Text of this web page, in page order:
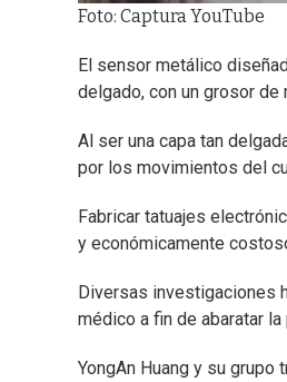
Foto: Captura YouTube
El sensor metálico
delgado, con un grosor
Al ser una capa tan
por los movimientos del
Fabricar tatuajes
y económicamente
Diversas investigaciones
médico a fin de abaratar
YongAn Huang y su